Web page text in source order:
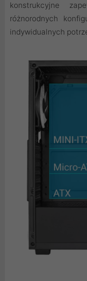
konstrukcyjne
różnorodnych
indywidualnych